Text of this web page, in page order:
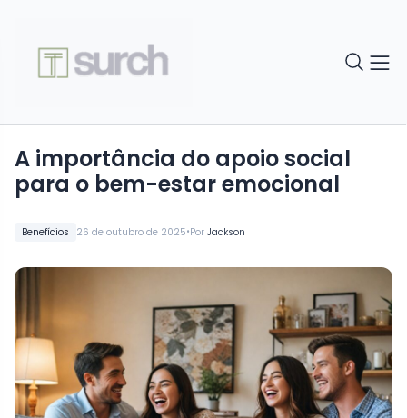
Benefícios 26 de outubro de 2025•Por Jackson
A importância do apoio social
para o bem-estar emocional